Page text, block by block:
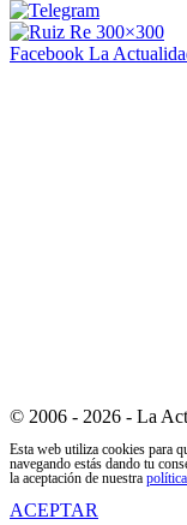
Facebook La
© 2006 - 2026 - La
Esta web utiliza cookies para
navegando estás dando tu
la aceptación de nuestra
ACEPTAR